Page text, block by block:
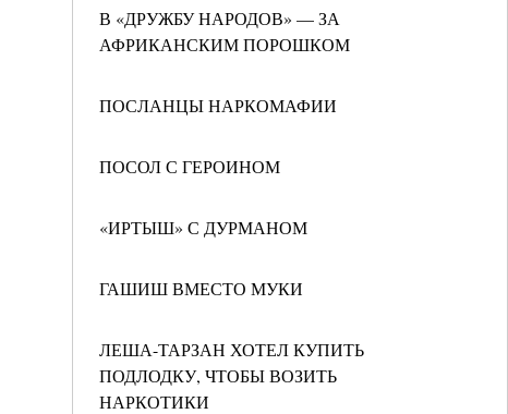
В «ДРУЖБУ НАРОДОВ» — ЗА
АФРИКАНСКИМ ПОРОШКОМ
ПОСЛАНЦЫ НАРКОМАФИИ
ПОСОЛ С ГЕРОИНОМ
«ИРТЫШ» С ДУРМАНОМ
ГАШИШ ВМЕСТО МУКИ
ЛЕША-ТАРЗАН ХОТЕЛ КУПИТЬ
ПОДЛОДКУ, ЧТОБЫ ВОЗИТЬ
НАРКОТИКИ